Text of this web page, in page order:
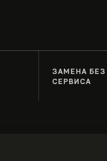
ЗАМЕНА
СЕРВИСА